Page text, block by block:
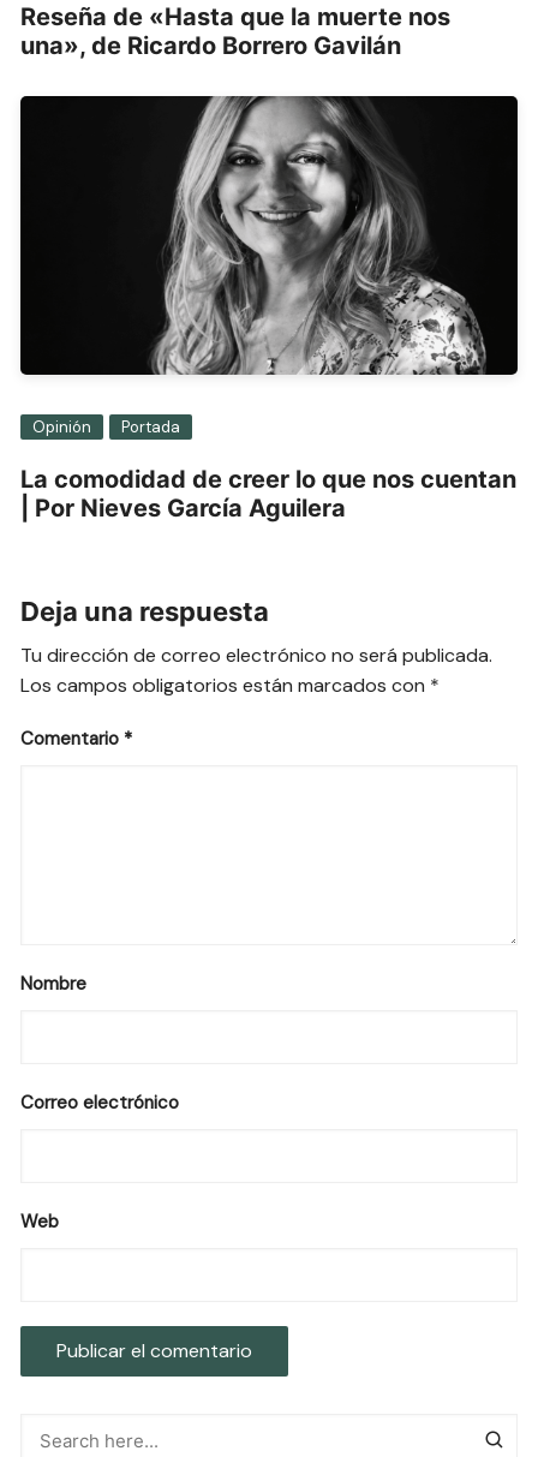
Reseña de «Hasta que la muerte nos
una», de Ricardo Borrero Gavilán
Opinión Portada
La comodidad de creer lo que nos cuentan
| Por Nieves García Aguilera
Deja una respuesta
Tu dirección de correo electrónico no será publicada.
Los campos obligatorios están marcados con *
Comentario *
Nombre
Correo electrónico
Web